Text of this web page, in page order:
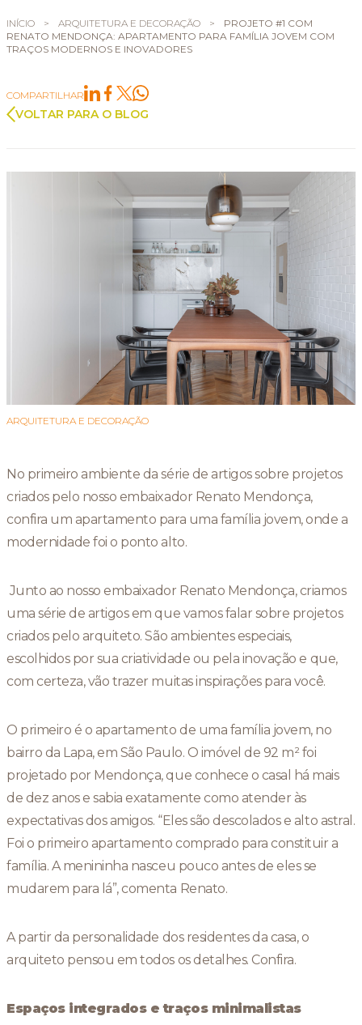
INÍCIO > ARQUITETURA E DECORAÇÃO >
PROJETO #1 COM
RENATO MENDONÇA: APARTAMENTO PARA FAMÍLIA JOVEM COM
TRAÇOS MODERNOS E INOVADORES
COMPARTILHAR
VOLTAR PARA O BLOG
ARQUITETURA E DECORAÇÃO
No primeiro ambiente da série de artigos sobre projetos
criados pelo nosso embaixador Renato Mendonça,
confira um apartamento para uma família jovem, onde a
modernidade foi o ponto alto.
Junto ao nosso embaixador Renato Mendonça, criamos
uma série de artigos em que vamos falar sobre projetos
criados pelo arquiteto. São ambientes especiais,
escolhidos por sua criatividade ou pela inovação e que,
com certeza, vão trazer muitas inspirações para você.
O primeiro é o apartamento de uma família jovem, no
bairro da Lapa, em São Paulo. O imóvel de 92 m² foi
projetado por Mendonça, que conhece o casal há mais
de dez anos e sabia exatamente como atender às
expectativas dos amigos. “Eles são descolados e alto astral.
Foi o primeiro apartamento comprado para constituir a
família. A menininha nasceu pouco antes de eles se
mudarem para lá”, comenta Renato.
A partir da personalidade dos residentes da casa, o
arquiteto pensou em todos os detalhes. Confira.
Espaços integrados e traços minimalistas